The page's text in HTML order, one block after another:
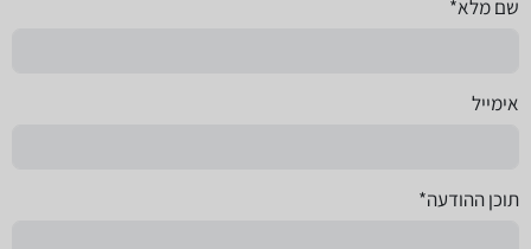
שם מלא*
אימייל
תוכן ההודעה*